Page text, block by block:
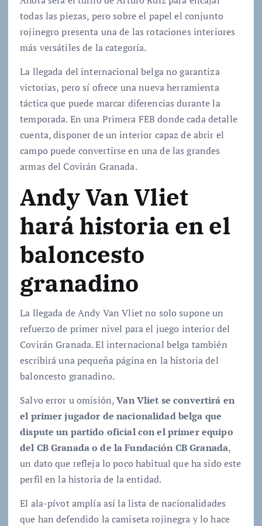
todas las piezas, pero sobre el papel el conjunto
rojinegro presenta una de las rotaciones interiores
más versátiles de la categoría.
La llegada del internacional belga no garantiza
victorias, pero sí ofrece una nueva herramienta
táctica que puede marcar diferencias durante la
temporada. En una Primera FEB donde cada detalle
cuenta, disponer de un interior capaz de abrir el
campo puede convertirse en una de las grandes
armas del Covirán Granada.
Andy Van Vliet
hará historia en el
baloncesto
granadino
La llegada de Andy Van Vliet no solo supone un
refuerzo de primer nivel para el juego interior del
Covirán Granada. El internacional belga también
escribirá una pequeña página en la historia del
baloncesto granadino.
Salvo error u omisión,Van Vliet se convertirá en
el primer jugador de nacionalidad belga que
dispute un partido oficial con el primer equipo
del CB Granada o de la Fundación CB Granada,
un dato que refleja lo poco habitual que ha sido este
perfil en la historia de la entidad.
El ala-pívot amplía así la lista de nacionalidades
que han defendido la camiseta rojinegra y lo hace